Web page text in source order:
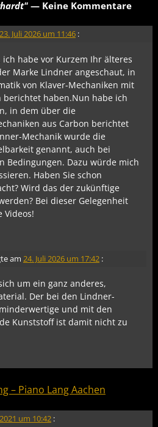
— Keine Kommentare
23. Juli 2026 um 11:46 :
habe vor Kurzem Ihr älteres
Marke Lindner angeschaut, in
von Klaver-Mechaniken mit
berichtet haben.Nun habe ich
in dem über die
aus Carbon berichtet
Mechanik wurde die
genannt, auch bei
Bedingungen. Dazu würde mich
Haben Sie schon
Wird das der zukünftige
Bei dieser Gelegenheit
Videos!
am 24. Juli 2026 um 17:42 :
um ein ganz anderes,
Der bei den Lindner-
und mit den
Kunststoff ist damit nicht zu
– Piano Lang Aachen
um 10:42 :